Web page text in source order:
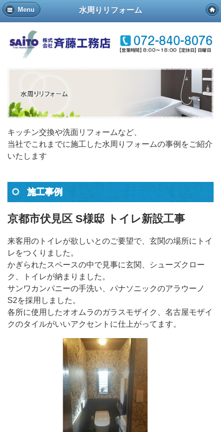
Menu 水周りリフォーム
キッチン交換や洗面リフォームなど、
当社でこれまでに施工した水周りフォームの事例をご紹介
いたします
施工事例
京都市伏見区 S様邸 トイレ新設工事
来客用のトイレが欲しいとのご要望で、玄関の場所にトイ
レをつくりました。
かぎられたスペースの中で見事に玄関、シューズクロー
ク、トイレが納まりました。
サンワカンパニーの手洗い、パナソニックのアラウーノ
S2を採用しました。
各所に使用したオオムラのガラスモザイク、名古屋モザイ
クのタイルがいいアクセントに仕上がってます。